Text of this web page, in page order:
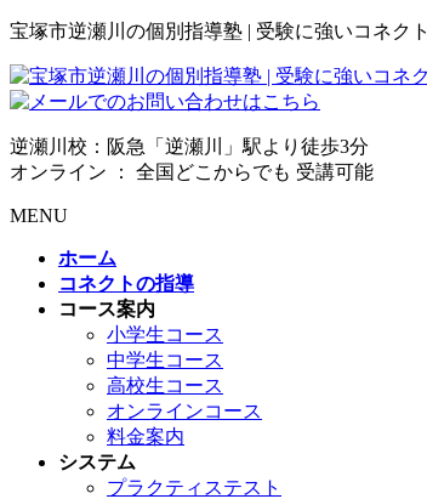
宝塚市逆瀬川の個別指導塾 | 受験に強いコネクト
逆瀬川校：阪急「逆瀬川」駅より徒歩3分
オンライン ： 全国どこからでも 受講可能
MENU
ホーム
コネクトの指導
コース案内
小学生コース
中学生コース
高校生コース
オンラインコース
料金案内
システム
プラクティステスト